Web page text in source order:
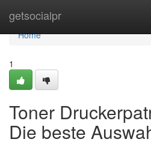
getsocialpr
Home
Home
1
Toner
Die beste